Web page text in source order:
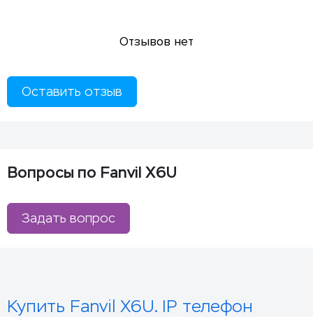
Отзывов нет
Оставить отзыв
Вопросы по Fanvil X6U
Задать вопрос
Купить Fanvil X6U. IP телефон